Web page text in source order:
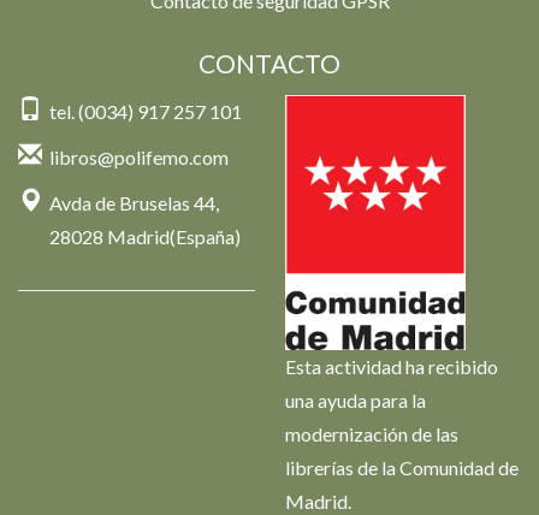
CONTACTO
tel. (0034) 917 257 101
libros@polifemo.com
Avda de Bruselas 44,
28028 Madrid(España)
Esta actividad ha recibido
una ayuda para la
modernización de las
librerías de la Comunidad de
Madrid.